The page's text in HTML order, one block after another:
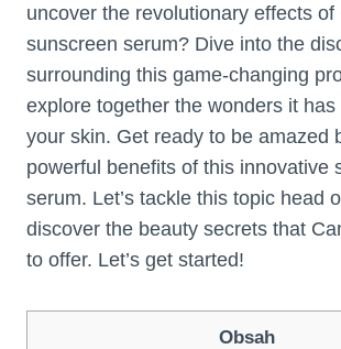
uncover the revolutionary effects of
sunscreen serum? Dive into the
surrounding this game-changing
explore together the wonders it
your skin. Get ready to be amazed
powerful benefits of this innovative
serum. Let’s tackle this topic head
discover the beauty secrets that
to offer. Let’s get started!
Obsah